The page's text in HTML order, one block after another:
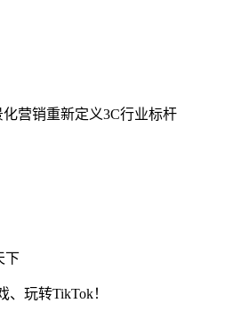
化营销重新定义3C行业标杆
下
、玩转TikTok！